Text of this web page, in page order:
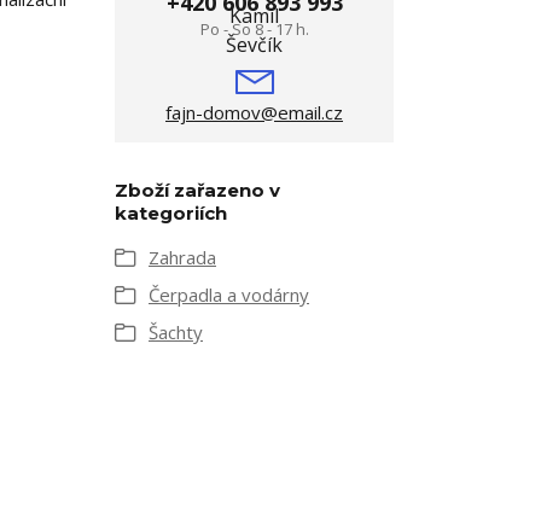
Po - So 8 - 17 h.
fajn-domov@email.cz
Zboží zařazeno v
kategoriích
Zahrada
Čerpadla a vodárny
Šachty